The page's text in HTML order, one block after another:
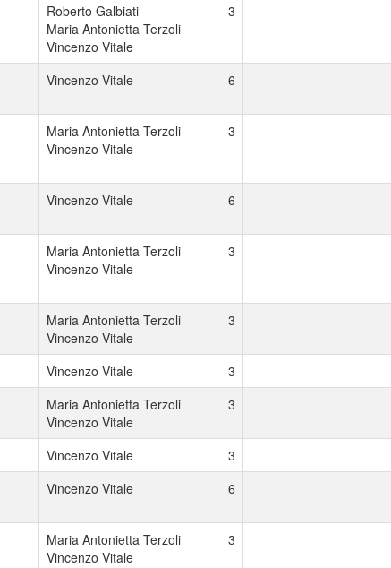
Roberto Galbiati
Maria Antonietta Terzoli
Vincenzo Vitale
3
Vincenzo Vitale 6
Maria Antonietta Terzoli
Vincenzo Vitale
3
Vincenzo Vitale 6
Maria Antonietta Terzoli
Vincenzo Vitale
3
Maria Antonietta Terzoli
Vincenzo Vitale
3
Vincenzo Vitale
3
Maria Antonietta Terzoli
Vincenzo Vitale
3
Vincenzo Vitale
3
Vincenzo Vitale 6
Maria Antonietta Terzoli
Vincenzo Vitale
3